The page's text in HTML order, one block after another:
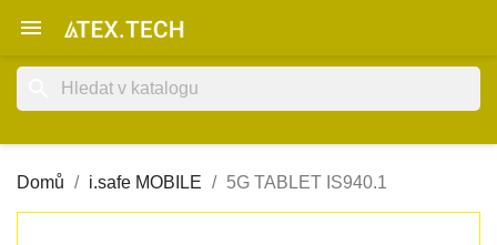

Domů i.safe MOBILE 5G TABLET IS940.1